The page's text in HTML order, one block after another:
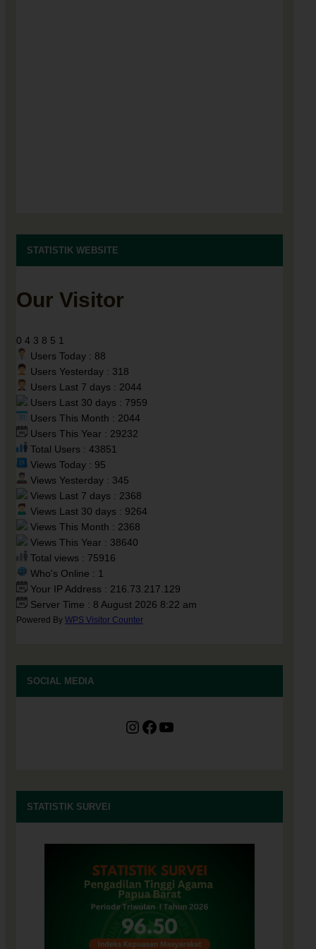
STATISTIK WEBSITE
Our Visitor
0 4 3 8 5 1
Users Today : 88
Users Yesterday : 318
Users Last 7 days : 2044
Users Last 30 days : 7959
Users This Month : 2044
Users This Year : 29232
Total Users : 43851
Views Today : 95
Views Yesterday : 345
Views Last 7 days : 2368
Views Last 30 days : 9264
Views This Month : 2368
Views This Year : 38640
Total views : 75916
Who's Online : 1
Your IP Address : 216.73.217.129
Server Time : 8 August 2026 8:22 am
Powered By WPS Visitor Counter
SOCIAL MEDIA
Instagram Facebook YouTube
STATISTIK SURVEI